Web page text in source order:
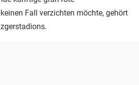
Fall verzichten möchte, gehört